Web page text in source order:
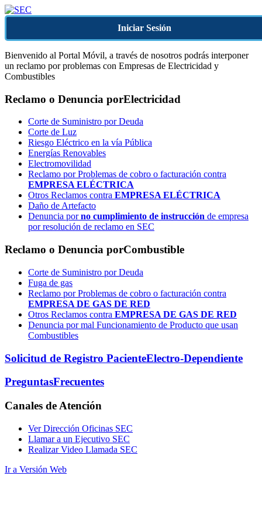
Iniciar Sesión
Bienvenido al Portal Móvil, a través de nosotros podrás interponer
un reclamo por problemas con Empresas de Electricidad y
Combustibles
Reclamo o Denuncia porElectricidad
Corte de Suministro por Deuda
Corte de Luz
Riesgo Eléctrico en la vía Pública
Energías Renovables
Electromovilidad
Reclamo por Problemas de cobro o facturación contra
EMPRESA ELÉCTRICA
Otros Reclamos contra EMPRESA ELÉCTRICA
Daño de Artefacto
Denuncia porno cumplimiento de instrucción de empresa
por resolución de reclamo en SEC
Reclamo o Denuncia porCombustible
Corte de Suministro por Deuda
Fuga de gas
Reclamo por Problemas de cobro o facturación contra
EMPRESA DE GAS DE RED
Otros Reclamos contra EMPRESA DE GAS DE RED
Denuncia por mal Funcionamiento de Producto que usan
Combustibles
Solicitud de Registro PacienteElectro-Dependiente
PreguntasFrecuentes
Canales de Atención
Ver Dirección Oficinas SEC
Llamar a un Ejecutivo SEC
Realizar Video Llamada SEC
Ir a Versión Web